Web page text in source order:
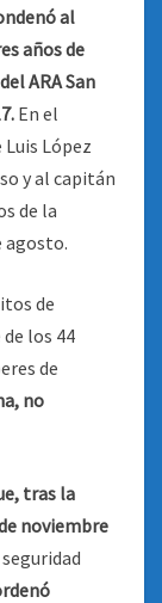
al
años de
ARA San
En el
López
y al capitán
de la
agosto.
de
los 44
de
no
tras la
noviembre